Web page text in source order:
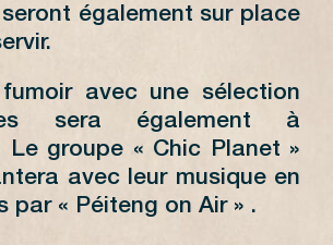
également sur place
avec une sélection
sera également à
Le groupe « Chic Planet »
avec leur musique en
par « Péiteng on Air » .